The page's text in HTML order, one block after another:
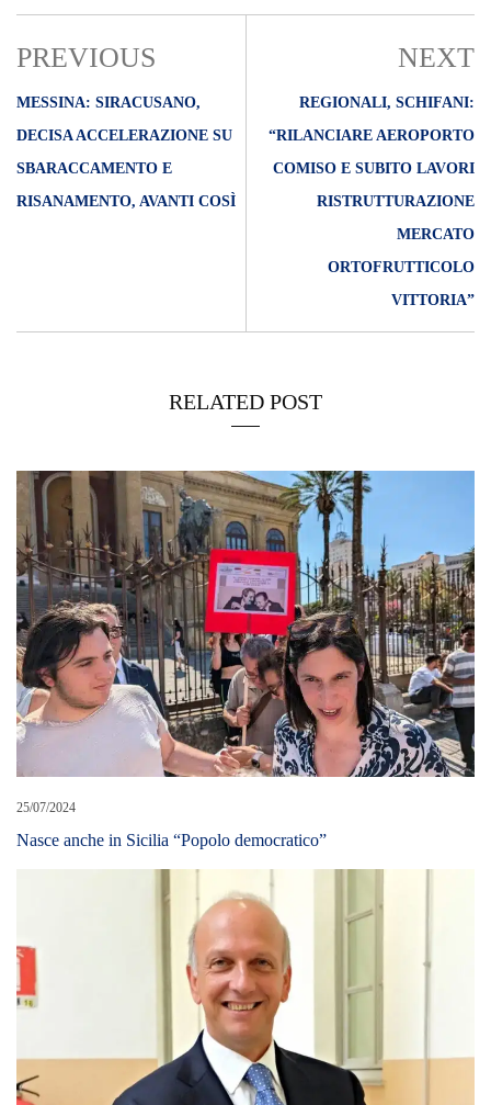
PREVIOUS
MESSINA: SIRACUSANO,
DECISA ACCELERAZIONE SU
SBARACCAMENTO E
RISANAMENTO, AVANTI COSÌ
NEXT
REGIONALI, SCHIFANI:
“RILANCIARE AEROPORTO
COMISO E SUBITO LAVORI
RISTRUTTURAZIONE
MERCATO
ORTOFRUTTICOLO
VITTORIA”
RELATED POST
25/07/2024
Nasce anche in Sicilia “Popolo democratico”